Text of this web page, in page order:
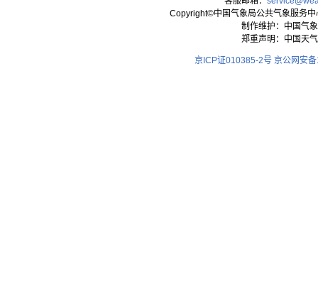
Copyright©中国气象局公共气象服务
制作维护：中国气
郑重声明：中国天
京ICP证010385-2号 京公网安